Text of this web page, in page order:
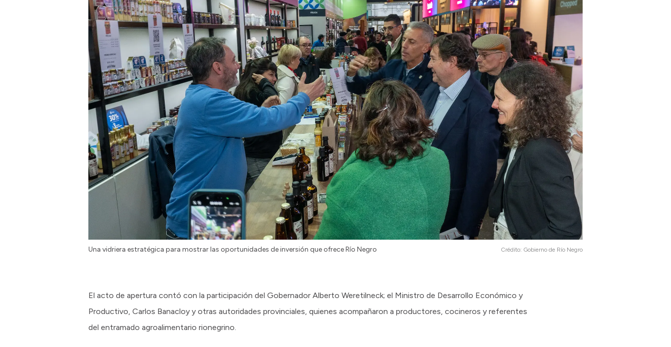
Una vidriera estratégica para mostrar las oportunidades de inversión que ofrece Río Negro Crédito: Gobierno de Río Negro
El acto de apertura contó con la participación del Gobernador Alberto Weretilneck; el Ministro de Desarrollo Económico y
Productivo, Carlos Banacloy y otras autoridades provinciales, quienes acompañaron a productores, cocineros y referentes
del entramado agroalimentario rionegrino.